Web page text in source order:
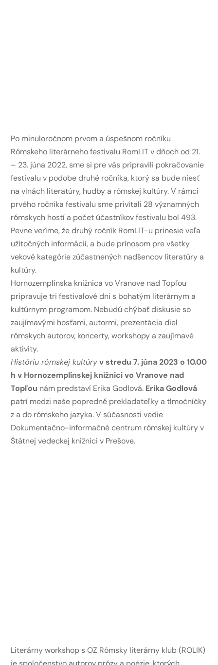
Po minuloročnom prvom a úspešnom ročníku
Rómskeho literárneho festivalu RomLIT v dňoch od 21.
– 23. júna 2022, sme si pre vás pripravili pokračovanie
festivalu v podobe druhé ročníka, ktorý sa bude niesť
na vlnách literatúry, hudby a rómskej kultúry. V rámci
prvého ročníka festivalu sme privítali 28 významných
rómskych hostí a počet účastníkov festivalu bol 493.
Pevne veríme, že druhý ročník RomLIT-u prinesie veľa
užitočných informácií, a bude prínosom pre všetky
vekové kategórie zúčastnených nadšencov literatúry a
kultúry.
Hornozemplínska knižnica vo Vranove nad Topľou
pripravuje tri festivalové dni s bohatým literárnym a
kultúrnym programom. Nebudú chýbať diskusie so
zaujímavými hosťami, autormi, prezentácia diel
rómskych autorov, koncerty, workshopy a zaujímavé
aktivity.
Históriu rómskej kultúryv stredu 7. júna 2023 o 10.00
h v Hornozemplínskej knižnici vo Vranove nad
Topľou nám predstaví Erika Godlová. Erika Godlová
patrí medzi naše popredné prekladateľky a tlmočníčky
z a do rómskeho jazyka. V súčasnosti vedie
Dokumentačno-informačné centrum rómskej kultúry v
Štátnej vedeckej knižnici v Prešove.
Literárny workshop s OZ Rómsky literárny klub (ROLIK)